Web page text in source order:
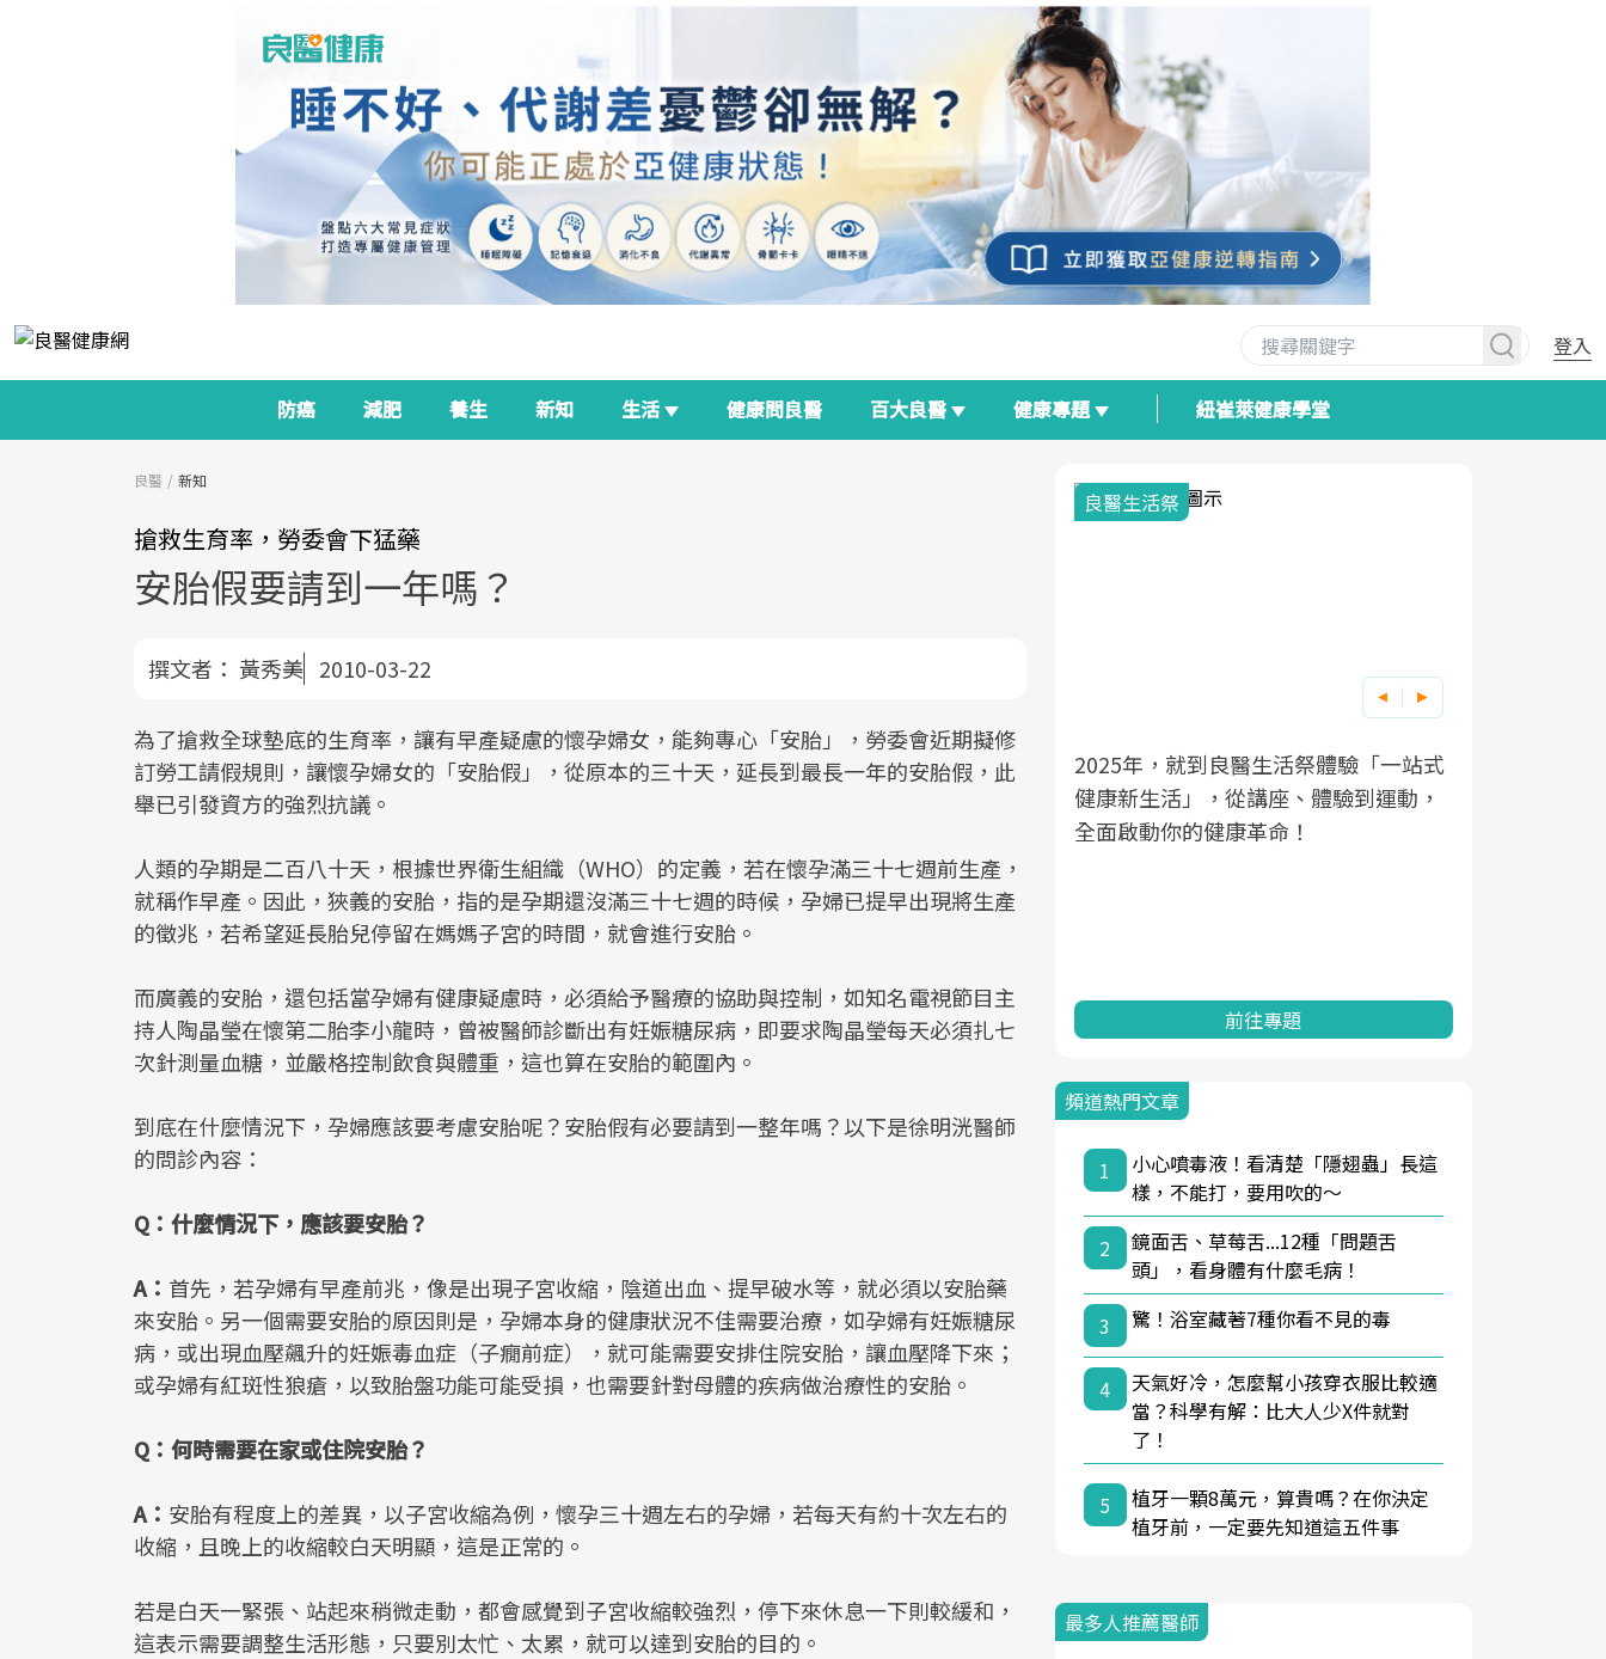
登入
防癌 減肥 養生 新知 生活 健康問良醫 百大良醫 健康專題 紐崔萊健康學堂
良醫 新知
搶救生育率，勞委會下猛藥
安胎假要請到一年嗎？
撰文者： 黃秀美 2010-03-22
為了搶救全球墊底的生育率，讓有早產疑慮的懷孕婦女，能夠專心「安胎」，勞委會近期擬修
訂勞工請假規則，讓懷孕婦女的「安胎假」，從原本的三十天，延長到最長一年的安胎假，此
舉已引發資方的強烈抗議。
人類的孕期是二百八十天，根據世界衛生組織（WHO）的定義，若在懷孕滿三十七週前生產，
就稱作早產。因此，狹義的安胎，指的是孕期還沒滿三十七週的時候，孕婦已提早出現將生產
的徵兆，若希望延長胎兒停留在媽媽子宮的時間，就會進行安胎。
而廣義的安胎，還包括當孕婦有健康疑慮時，必須給予醫療的協助與控制，如知名電視節目主
持人陶晶瑩在懷第二胎李小龍時，曾被醫師診斷出有妊娠糖尿病，即要求陶晶瑩每天必須扎七
次針測量血糖，並嚴格控制飲食與體重，這也算在安胎的範圍內。
到底在什麼情況下，孕婦應該要考慮安胎呢？安胎假有必要請到一整年嗎？以下是徐明洸醫師
的問診內容：
Q：什麼情況下，應該要安胎？
A： 首先，若孕婦有早產前兆，像是出現子宮收縮，陰道出血、提早破水等，就必須以安胎藥
來安胎。另一個需要安胎的原因則是，孕婦本身的健康狀況不佳需要治療，如孕婦有妊娠糖尿
病，或出現血壓飆升的妊娠毒血症（子癇前症），就可能需要安排住院安胎，讓血壓降下來；
或孕婦有紅斑性狼瘡，以致胎盤功能可能受損，也需要針對母體的疾病做治療性的安胎。
Q：何時需要在家或住院安胎？
A： 安胎有程度上的差異，以子宮收縮為例，懷孕三十週左右的孕婦，若每天有約十次左右的
收縮，且晚上的收縮較白天明顯，這是正常的。
若是白天一緊張、站起來稍微走動，都會感覺到子宮收縮較強烈，停下來休息一下則較緩和，
這表示需要調整生活形態，只要別太忙、太累，就可以達到安胎的目的。
面對超高齡社會的浪潮，台灣正在快速
照3.0」的推進，「預防醫學」已成全民
關注的核心議題。然而，健檢不只是醫
療院所的服務，更是民眾了解自身健康
前往專題
良醫生活祭
2025年，就到良醫生活祭體驗「一站式
健康新生活」，從講座、體驗到運動，
全面啟動你的健康革命！
前往專題
頻道熱門文章
1
小心噴毒液！看清楚「隱翅蟲」長這
樣，不能打，要用吹的～
2
鏡面舌、草莓舌...12種「問題舌
頭」，看身體有什麼毛病！
3
驚！浴室藏著7種你看不見的毒
4
天氣好冷，怎麼幫小孩穿衣服比較適
當？科學有解：比大人少X件就對
了！
5
植牙一顆8萬元，算貴嗎？在你決定
植牙前，一定要先知道這五件事
最多人推薦醫師